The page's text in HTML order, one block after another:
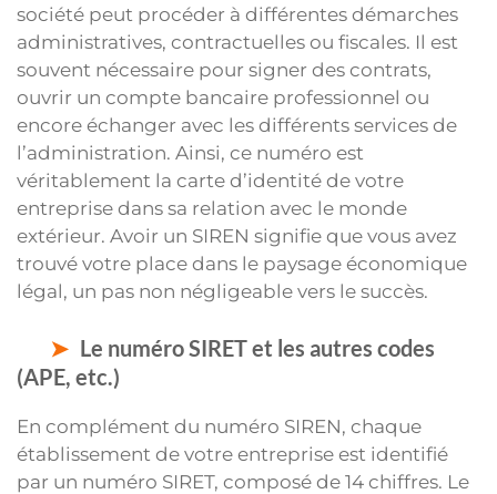
société peut procéder à différentes démarches
administratives, contractuelles ou fiscales. Il est
souvent nécessaire pour signer des contrats,
ouvrir un compte bancaire professionnel ou
encore échanger avec les différents services de
l’administration. Ainsi, ce numéro est
véritablement la carte d’identité de votre
entreprise dans sa relation avec le monde
extérieur. Avoir un SIREN signifie que vous avez
trouvé votre place dans le paysage économique
légal, un pas non négligeable vers le succès.
Le numéro SIRET et les autres codes
(APE, etc.)
En complément du numéro SIREN, chaque
établissement de votre entreprise est identifié
par un numéro SIRET, composé de 14 chiffres. Le